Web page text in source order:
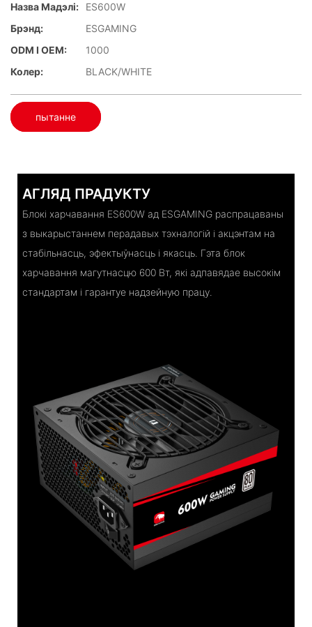
Назва Мадэлі:
ES600W
Брэнд:
ESGAMING
ODM І OEM:
1000
Колер:
BLACK/WHITE
пытанне
АГЛЯД ПРАДУКТУ
Блокі харчавання ES600W ад ESGAMING распрацаваны
з выкарыстаннем перадавых тэхналогій і акцэнтам на
стабільнасць, эфектыўнасць і якасць. Гэта блок
харчавання магутнасцю 600 Вт, які адпавядае высокім
стандартам і гарантуе надзейную працу.